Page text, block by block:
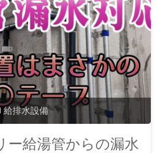
給排水設備
ー給湯管からの漏水